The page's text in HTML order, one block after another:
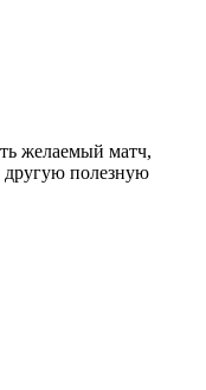
желаемый матч,
другую полезную